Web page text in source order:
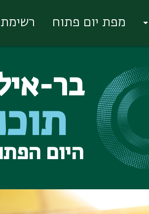
מפת יום פתוח
בר-
היום